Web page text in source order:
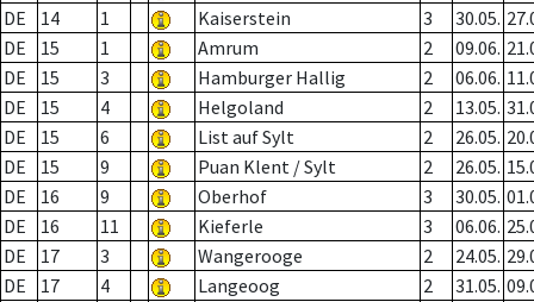
DE
14 1 Kaiserstein 3 30.05.
DE
15 1 Amrum 2 09.06.
DE
15 3 Hamburger Hallig 2 06.06.
DE
15 4 Helgoland 2 13.05.
DE
15 6 List auf Sylt 2 26.05.
DE
15 9 Puan Klent / Sylt 2 26.05.
DE
16 9 Oberhof 3 30.05.
DE
16 11 Kieferle 3 06.06.
DE
17 3 Wangerooge 2 24.05.
DE
17 4 Langeoog 2 31.05.